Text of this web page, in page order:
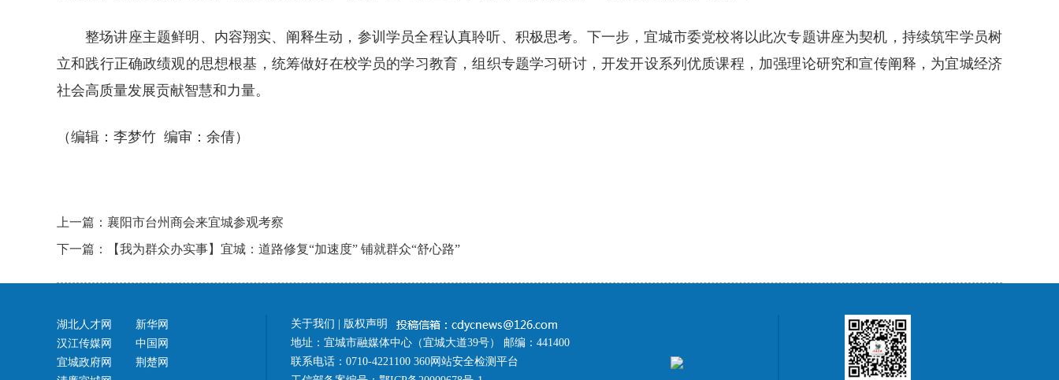
整场讲座主题鲜明、内容翔实、阐释生动，参训学员全程认真聆听、积极思考。下一步，宜城市委党校将以此次专题讲座为契机，持续筑牢学员树
立和践行正确政绩观的思想根基，统筹做好在校学员的学习教育，组织专题学习研讨，开发开设系列优质课程，加强理论研究和宣传阐释，为宜城经济
社会高质量发展贡献智慧和力量。
（编辑：李梦竹 编审：余倩）
上一篇：襄阳市台州商会来宜城参观考察
下一篇：【我为群众办实事】宜城：道路修复“加速度” 铺就群众“舒心路”
湖北人才网
汉江传媒网
宜城政府网
新华网
中国网
荆楚网
关于我们
版权声明
地址：宜城市融媒体中心（宜城大道39号） 邮编：441400
联系电话：0710-4221100 360网站安全检测平台